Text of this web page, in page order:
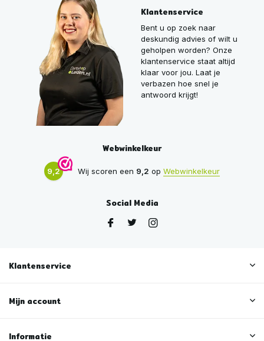
Klantenservice
Bent u op zoek naar
deskundig advies of wilt u
geholpen worden? Onze
klantenservice staat altijd
klaar voor jou. Laat je
verbazen hoe snel je
antwoord krijgt!
Webwinkelkeur
9,2 Wij scoren een 9,2 op Webwinkelkeur
Social Media
Klantenservice
Mijn account
Informatie